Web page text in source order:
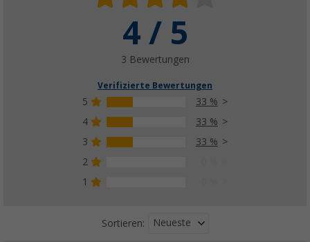
4 / 5
3 Bewertungen
Verifizierte Bewertungen
5
33 %
4
33 %
3
33 %
2
1
Sortieren: Neueste